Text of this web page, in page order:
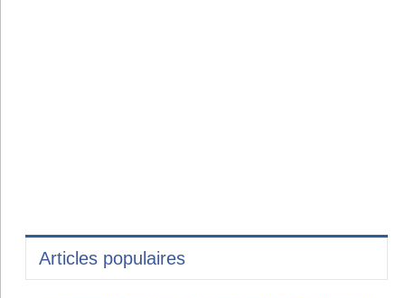
Articles populaires